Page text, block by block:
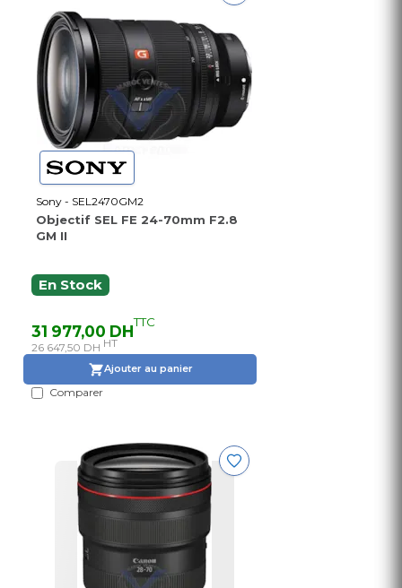
Sony - SEL2470GM2
Objectif SEL FE 24-70mm F2.8
GM II
En Stock
31 977,00 DHTTC
26 647,50 DH HT
Ajouter au panier
Comparer